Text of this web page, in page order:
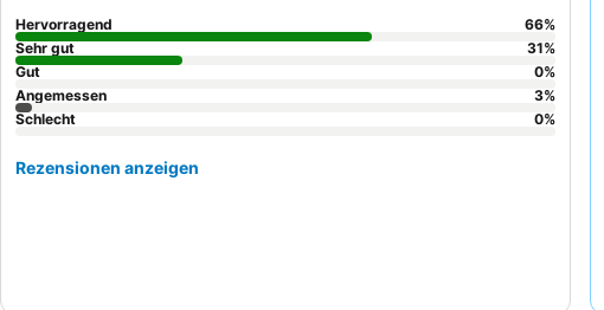
Hervorragend 66%
Sehr gut
31%
Gut
0%
Angemessen
3%
Schlecht
0%
Rezensionen anzeigen